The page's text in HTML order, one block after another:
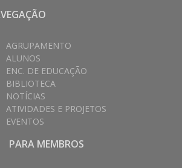
AGRUPAMENTO
ALUNOS
ENC. DE EDUCAÇÃO
BIBLIOTECA
NOTÍCIAS
ATIVIDADES E PROJETOS
EVENTOS
PARA MEMBROS